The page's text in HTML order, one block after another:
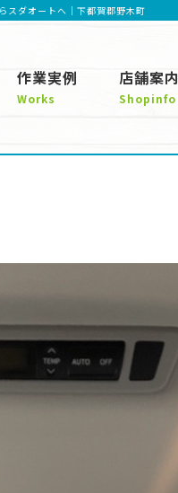
スダオートへ｜下都賀郡野木町
作業実例
Works
店舗案内
Shopinfo